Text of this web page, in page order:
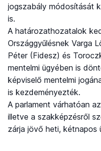
jogszabály módosítását
is.
A határozathozatalok
Országgyűlésnek Varga
Péter (Fidesz) és
mentelmi ügyében is
képviselő mentelmi
is kezdeményezték.
A parlament várhatóan
illetve a szakképzésről
zárja jövő heti, kétnapos